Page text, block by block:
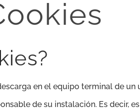
en el equipo terminal de
de su instalación. Es decir,